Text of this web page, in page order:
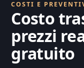
COSTI E
Costo
prezzi
gratuito